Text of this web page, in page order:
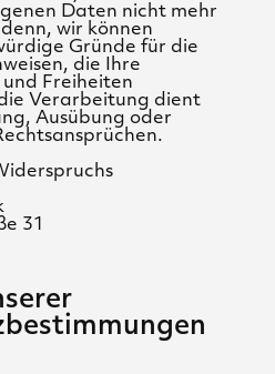
Daten nicht mehr
wir können
Gründe für die
die Ihre
und Freiheiten
Verarbeitung dient
Ausübung oder
31